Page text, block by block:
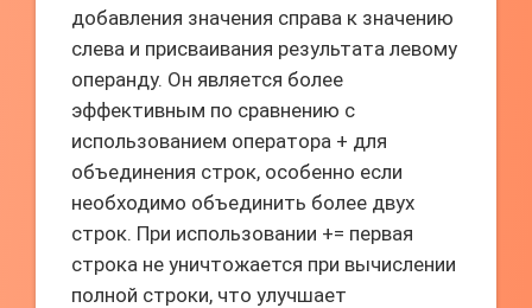
добавления значения справа к значению
слева и присваивания результата левому
операнду. Он является более
эффективным по сравнению с
использованием оператора + для
объединения строк, особенно если
необходимо объединить более двух
строк. При использовании += первая
строка не уничтожается при вычислении
полной строки, что улучшает